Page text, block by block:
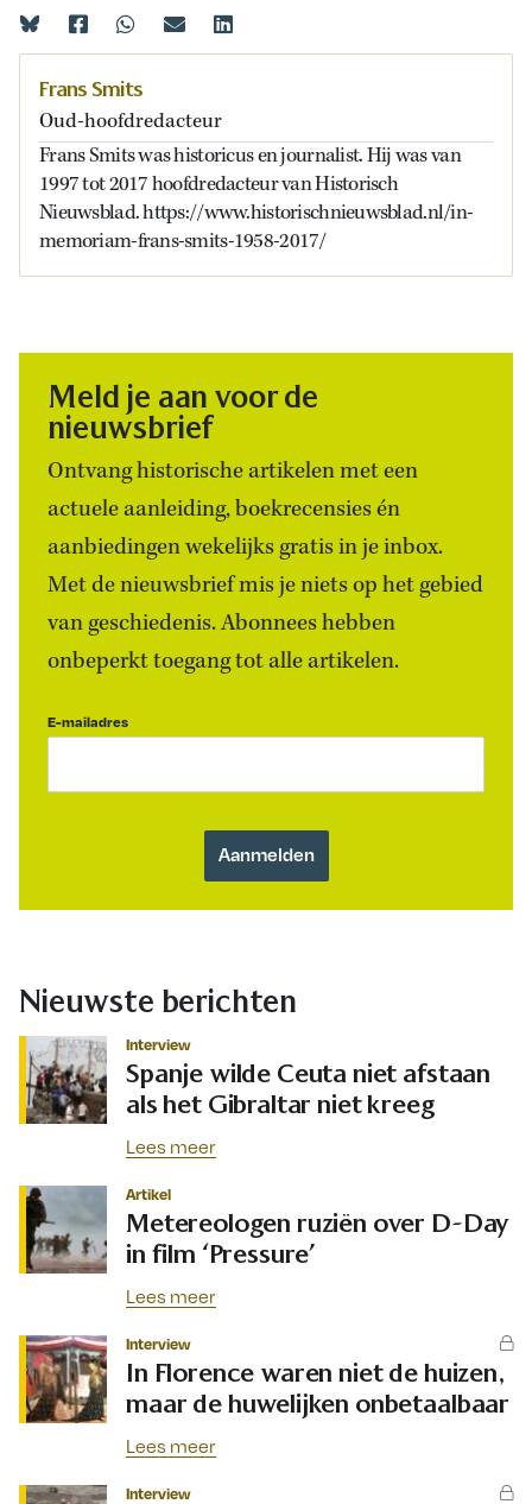
Frans Smits
Oud-hoofdredacteur
Frans Smits was historicus en journalist. Hij was van
1997 tot 2017 hoofdredacteur van Historisch
Nieuwsblad. https://www.historischnieuwsblad.nl/in-
memoriam-frans-smits-1958-2017/
Meld je aan voor de
nieuwsbrief
Ontvang historische artikelen met een
actuele aanleiding, boekrecensies én
aanbiedingen wekelijks gratis in je inbox.
Met de nieuwsbrief mis je niets op het gebied
van geschiedenis. Abonnees hebben
onbeperkt toegang tot alle artikelen.
E-mailadres
Nieuwste berichten
Interview
Spanje wilde Ceuta niet afstaan
als het Gibraltar niet kreeg
Lees meer
Artikel
Metereologen ruziën over D-Day
in film ‘Pressure’
Lees meer
Interview
In Florence waren niet de huizen,
maar de huwelijken onbetaalbaar
Lees meer
Interview